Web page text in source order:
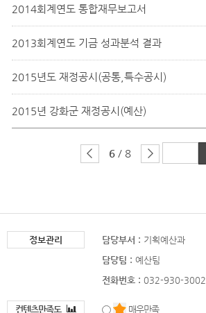
2014회계연도 통합재무보고서
2013회계연도 기금 성과분석 결과
2015년도 재정공시(공통,특수공시)
2015년 강화군 재정공시(예산)
6 / 8
정보관리 담당부서 : 기획예산과
담당팀 : 예산팀
전화번호 : 032-930-3002
컨텐츠만족도
매우만족